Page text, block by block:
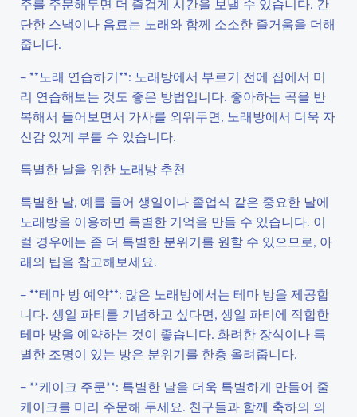
주를 주문해두면 더 즐겁게 시간을 보낼 수 있습니다. 간
단한 스낵이나 음료는 노래와 함께 소소한 즐거움을 더해
줍니다.
– **노래 연습하기**: 노래방에서 부르기 전에 집에서 미
리 연습해보는 것도 좋은 방법입니다. 좋아하는 곡을 반
복해서 들어보면서 가사를 외워두면, 노래방에서 더욱 자
신감 있게 부를 수 있습니다.
특별한 날을 위한 노래방 추천
특별한 날, 예를 들어 생일이나 졸업식 같은 중요한 날에
노래방을 이용하면 특별한 기억을 만들 수 있습니다. 이
럴 경우에는 좀 더 특별한 분위기를 원할 수 있으므로, 아
래의 팁을 참고해보세요.
– **테마 방 예약**: 많은 노래방에서는 테마 방을 제공합
니다. 생일 파티를 기념하고 싶다면, 생일 파티에 적합한
테마 방을 예약하는 것이 좋습니다. 화려한 장식이나 특
별한 조명이 있는 방은 분위기를 한층 올려줍니다.
– **케이크 주문**: 특별한 날을 더욱 특별하게 만들어 줄
케이크를 미리 주문해 두세요. 친구들과 함께 축하의 의